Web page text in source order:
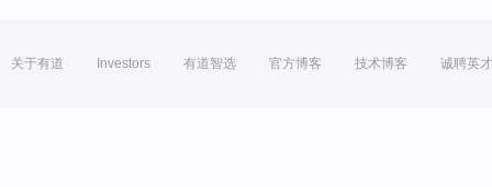
关于有道 Investors 有道智选 官方博客 技术博客 诚聘英才